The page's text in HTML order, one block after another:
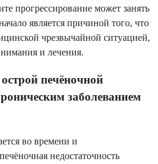
прогрессирование может занять
является причиной того, что
чрезвычайной ситуацией,
и лечения.
печёночной
заболеванием
во времени и
недостаточность